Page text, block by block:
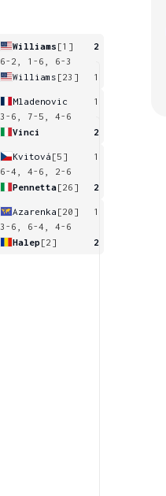
Williams [1]
2
6-2, 1-6, 6-3
Williams [23] 1
Mladenovic
1
3-6, 7-5, 4-6
Vinci
2
Kvitová [5]
1
6-4, 4-6, 2-6
Pennetta[26] 2
Azarenka [20]
1
3-6, 6-4, 4-6
Halep [2] 2